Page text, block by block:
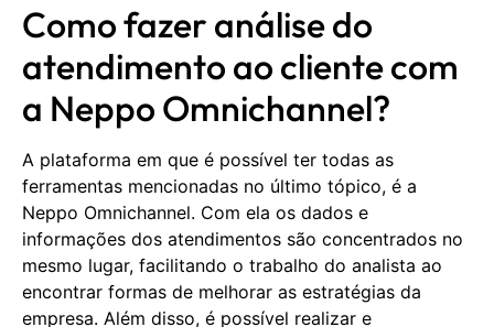
Como fazer análise do
atendimento ao cliente com
a Neppo Omnichannel?
A plataforma em que é possível ter todas as
ferramentas mencionadas no último tópico, é a
Neppo Omnichannel. Com ela os dados e
informações dos atendimentos são concentrados no
mesmo lugar, facilitando o trabalho do analista ao
encontrar formas de melhorar as estratégias da
empresa. Além disso, é possível realizar e